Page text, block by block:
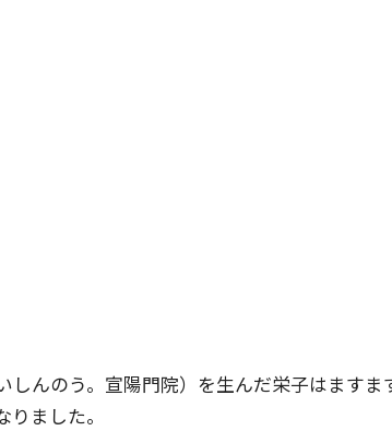
しんのう。宣陽門院）を生んだ栄子はますま
ました。